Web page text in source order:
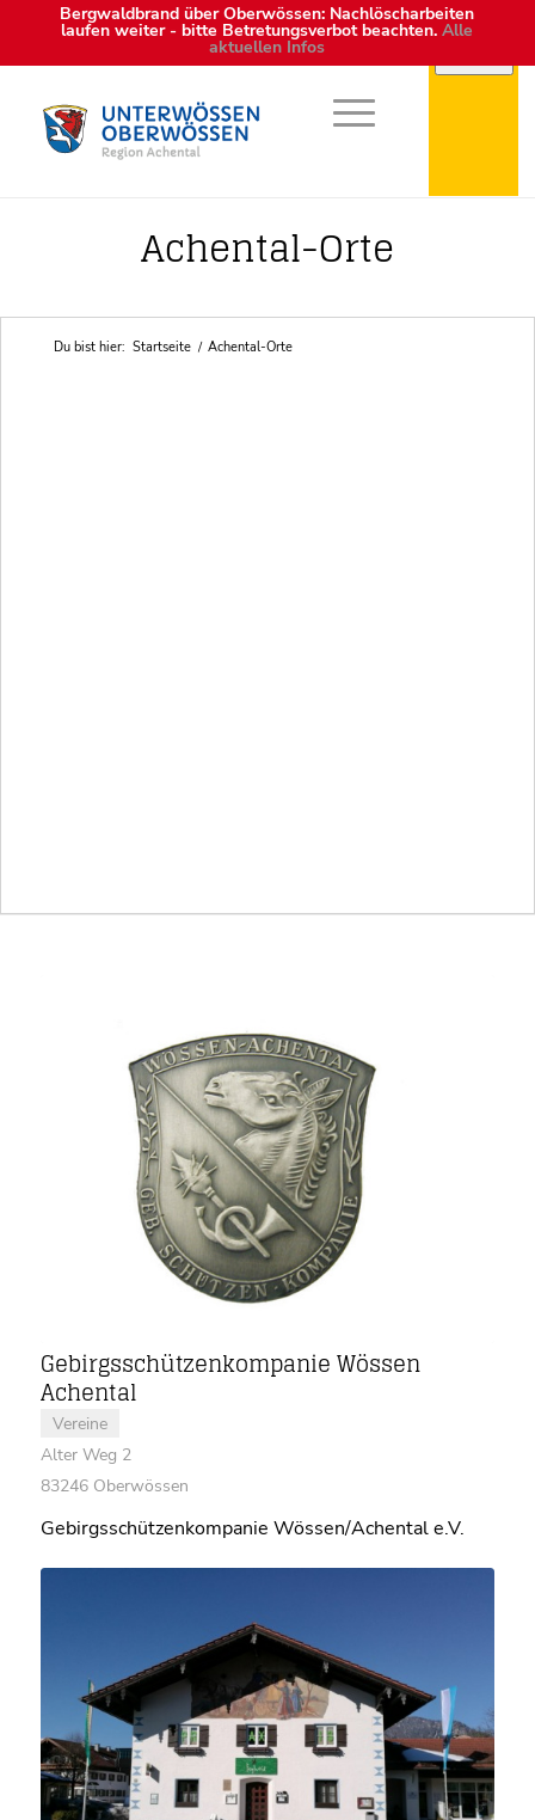
Bergwaldbrand über Oberwössen: Nachlöscharbeiten
laufen weiter - bitte Betretungsverbot beachten.Alle
aktuellen Infos
Du bist hier: Startseite / Achental-Orte
Points of Interest in Achental
Achental-Orte
Gebirgsschützenkompanie Wössen
Achental
Vereine
Alter Weg 2
83246 Oberwössen
Gebirgsschützenkompanie Wössen/Achental e.V.